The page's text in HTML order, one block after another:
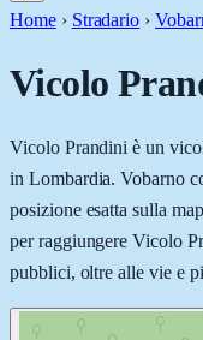
Home › Stradario ›
Vicolo
Vicolo Prandini è un
in Lombardia. Vobarno
posizione esatta sulla
per raggiungere Vicolo
pubblici, oltre alle vie e